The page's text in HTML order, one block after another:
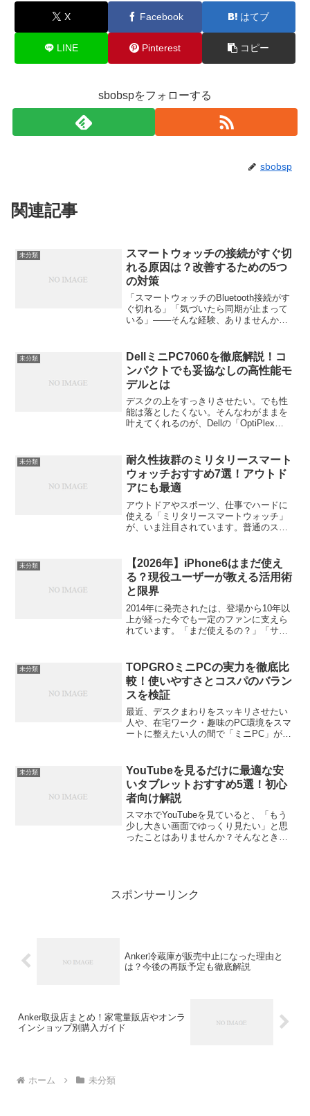
X Facebook はてブ
LINE Pinterest コピー
sbobspをフォローする
sbobsp
関連記事
未分類
スマートウォッチの接続がすぐ切
れる原因は？改善するための5つ
の対策
「スマートウォッチのBluetooth接続がす
ぐ切れる」「気づいたら同期が止まって
いる」——そんな経験、ありませんか？
ね。この記事では、スマートウォッチの
接続が切れる原因...
未分類
DellミニPC7060を徹底解説！コ
ンパクトでも妥協なしの高性能モ
デルとは
デスクの上をすっきりさせたい。でも性
能は落としたくない。そんなわがままを
叶えてくれるのが、Dellの「OptiPlex
信頼性、そしてビジネスでも家...
未分類
耐久性抜群のミリタリースマート
ウォッチおすすめ7選！アウトド
アにも最適
アウトドアやスポーツ、仕事でハードに
使える「ミリタリースマートウォッチ」
が、いま注目されています。普通のスマ
最近のモデルは、デザイン性や機能性も
かなり進化しています。こ...
未分類
【2026年】iPhone6はまだ使え
る？現役ユーザーが教える活用術
と限界
2014年に発売されたは、登場から10年以
上が経った今でも一定のファンに支えら
れています。「まだ使えるの？」「サブ
ん。今回は、2026年現在におけるの実力
を、現役ユーザー...
未分類
TOPGROミニPCの実力を徹底比
較！使いやすさとコスパのバラン
スを検証
最近、デスクまわりをスッキリさせたい
人や、在宅ワーク・趣味のPC環境をスマ
ートに整えたい人の間で「ミニPC」が注
PC**。名前を聞いたことがないという人
も多いかもし...
未分類
YouTubeを見るだけに最適な安
いタブレットおすすめ5選！初心
者向け解説
スマホでYouTubeを見ていると、「もう
少し大きい画面でゆっくり見たい」と思
ったことはありませんか？そんなときに
スポンサーリンク
Anker冷蔵庫が販売中止になった理由と
は？今後の再販予定も徹底解説
Anker取扱店まとめ！家電量販店やオンラ
インショップ別購入ガイド
ホーム 未分類